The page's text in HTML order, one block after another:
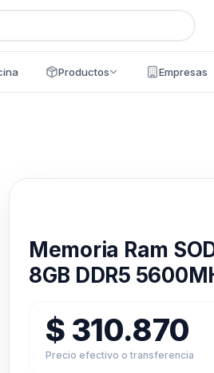
Productos Empresas
Memoria Ram
8GB DDR5
$ 310.870
Precio efectivo o transferencia